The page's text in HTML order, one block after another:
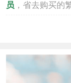
员 ，省去购买的